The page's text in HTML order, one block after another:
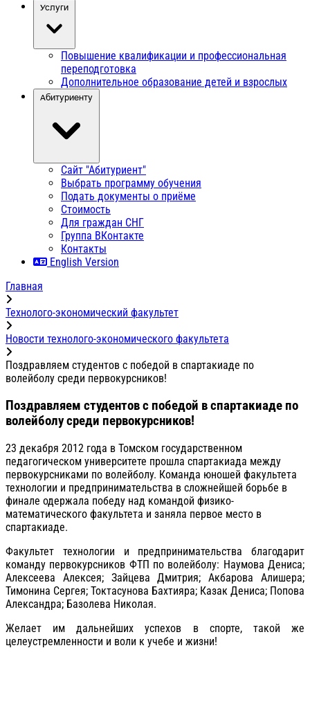
Услуги
Повышение квалификации и профессиональная
переподготовка
Дополнительное образование детей и взрослых
Абитуриенту
Сайт "Абитуриент"
Выбрать программу обучения
Подать документы о приёме
Стоимость
Для граждан СНГ
Группа ВКонтакте
Контакты
English Version
Главная
Технолого-экономический факультет
Новости технолого-экономического факультета
Поздравляем студентов с победой в спартакиаде по
волейболу среди первокурсников!
Поздравляем студентов с победой в спартакиаде по
волейболу среди первокурсников!
23 декабря 2012 года в Томском государственном
педагогическом университете прошла спартакиада между
первокурсниками по волейболу. Команда юношей факультета
технологии и предпринимательства в сложнейшей борьбе в
финале одержала победу над командой физико-
математического факультета и заняла первое место в
спартакиаде.
Факультет технологии и предпринимательства благодарит
команду первокурсников ФТП по волейболу: Наумова Дениса;
Алексеева Алексея; Зайцева Дмитрия; Акбарова Алишера;
Тимонина Сергея; Токтасунова Бахтияра; Казак Дениса; Попова
Александра; Базолева Николая.
Желает им дальнейших успехов в спорте, такой же
целеустремленности и воли к учебе и жизни!